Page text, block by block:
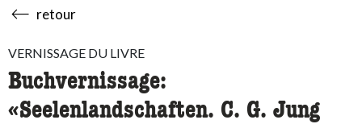
retour
VERNISSAGE DU LIVRE
Buchvernissage:
«Seelenlandschaften. C. G. Jung